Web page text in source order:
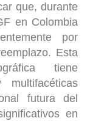
que, durante
en Colombia
por
Esta
tiene
multifacéticas
futura del
en